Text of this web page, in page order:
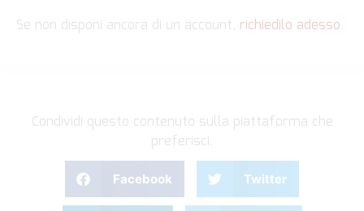
Se non disponi ancora di un account, richiedilo adesso.
Condividi questo contenuto sulla piattaforma che
preferisci.
Facebook Twitter